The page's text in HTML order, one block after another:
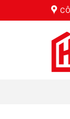
to